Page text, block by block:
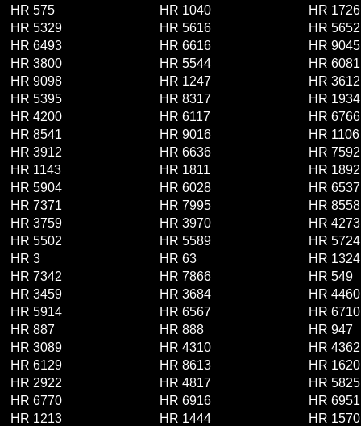
HR 575
HR 1040
HR 1726
HR 5329
HR 5616
HR 5652
HR 6493
HR 6616
HR 9045
HR 3800
HR 5544
HR 6081
HR 9098
HR 1247
HR 3612
HR 5395
HR 8317
HR 1934
HR 4200
HR 6117
HR 6766
HR 8541
HR 9016
HR 1106
HR 3912
HR 6636
HR 7592
HR 1143
HR 1811
HR 1892
HR 5904
HR 6028
HR 6537
HR 7371
HR 7995
HR 8558
HR 3759
HR 3970
HR 4273
HR 5502
HR 5589
HR 5724
HR 3
HR 63
HR 1324
HR 7342
HR 7866
HR 549
HR 3459
HR 3684
HR 4460
HR 5914
HR 6567
HR 6710
HR 887
HR 888
HR 947
HR 3089
HR 4310
HR 4362
HR 6129
HR 8613
HR 1620
HR 2922
HR 4817
HR 5825
HR 6770
HR 6916
HR 6951
HR 1213
HR 1444
HR 1570